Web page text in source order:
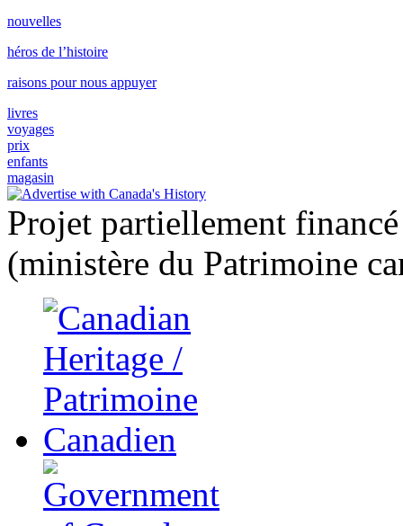
nouvelles
héros de l’histoire
raisons pour nous appuyer
livres
voyages
prix
enfants
magasin
Projet partiellement
(ministère du Patrimoine